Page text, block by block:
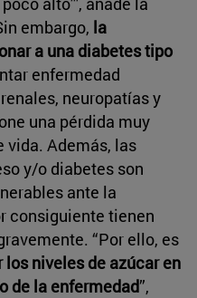
embargo, la
a una diabetes tipo
enfermedad
neuropatías y
una pérdida muy
vida. Además, las
y/o diabetes son
ante la
consiguiente tienen
“Por ello, es
niveles de azúcar en
de la enfermedad”,